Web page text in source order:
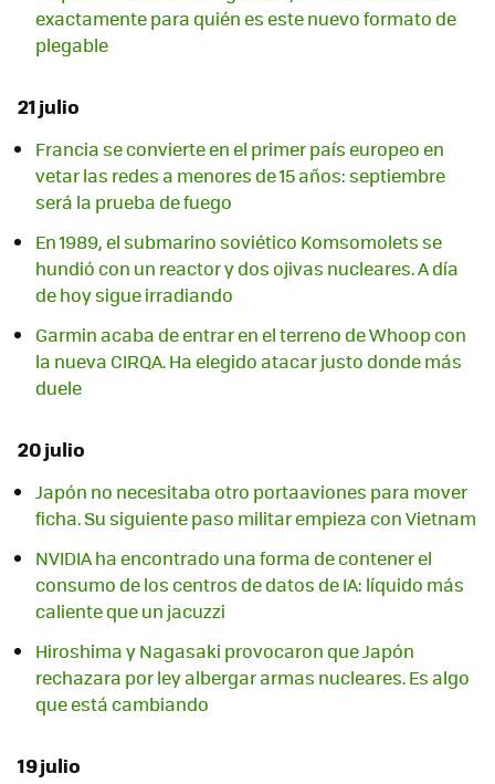
exactamente para quién es este nuevo formato de
plegable
21 julio
Francia se convierte en el primer país europeo en
vetar las redes a menores de 15 años: septiembre
será la prueba de fuego
En 1989, el submarino soviético Komsomolets se
hundió con un reactor y dos ojivas nucleares. A día
de hoy sigue irradiando
Garmin acaba de entrar en el terreno de Whoop con
la nueva CIRQA. Ha elegido atacar justo donde más
duele
20 julio
Japón no necesitaba otro portaaviones para mover
ficha. Su siguiente paso militar empieza con Vietnam
NVIDIA ha encontrado una forma de contener el
consumo de los centros de datos de IA: líquido más
caliente que un jacuzzi
Hiroshima y Nagasaki provocaron que Japón
rechazara por ley albergar armas nucleares. Es algo
que está cambiando
19 julio